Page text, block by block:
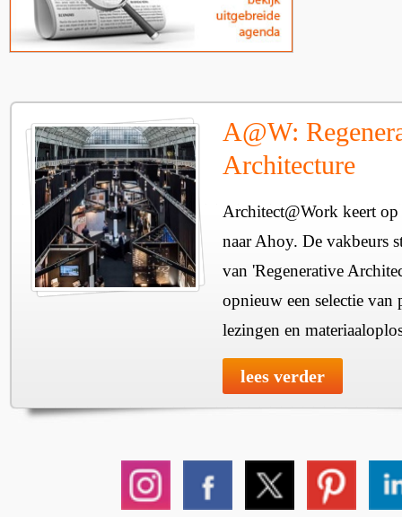
A@W:
Architecture
Architect@Work keert
naar Ahoy. De vakbeurs
van 'Regenerative
opnieuw een selectie van
lezingen en
lees verder